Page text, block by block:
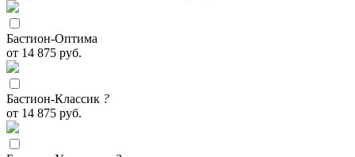
Бастион-Оптима
от 14 875 руб.
Бастион-Классик ?
от 14 875 руб.